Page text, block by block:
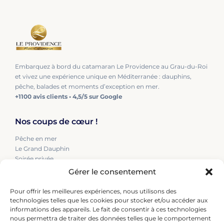
Gérer le consentement
Pour offrir les meilleures expériences, nous utilisons des
technologies telles que les cookies pour stocker et/ou accéder aux
informations des appareils. Le fait de consentir à ces technologies
nous permettra de traiter des données telles que le comportement
Embarquez à bord du catamaran Le Providence au Grau-du-Roi
et vivez une expérience unique en Méditerranée : dauphins,
pêche, balades et moments d’exception en mer.
+1100 avis clients • 4,5/5 sur Google
Nos coups de cœur !
Pêche en mer
Le Grand Dauphin
Soirée privée
Blog
Nous contactez